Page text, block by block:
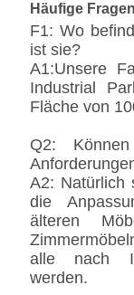
Häufige
F1: Wo
ist sie?
A1:Unsere
Industrial
Fläche von
Q2:
A2: Natürlich
die
älteren
alle nach
werden.